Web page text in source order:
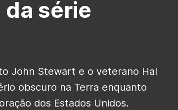
série
John Stewart e o veterano Hal
obscuro na Terra enquanto
dos Estados Unidos.